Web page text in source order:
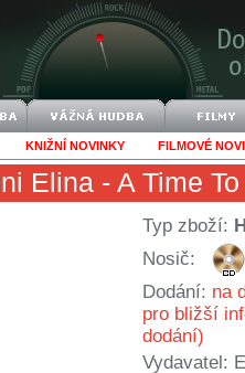
KNIŽNÍ NOVINKY FILMOVÉ
Elina - A Time
Typ zboží:
Nosič:
Dodání: na
pro bližší
dodání)
Vydavatel: